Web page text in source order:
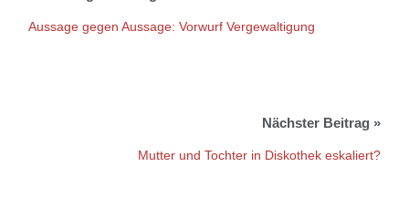
Aussage gegen Aussage: Vorwurf Vergewaltigung
Mutter und Tochter in Diskothek eskaliert?